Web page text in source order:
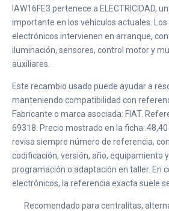
IAW16FE3 pertenece a ELECTRICIDAD,
importante en los vehículos actuales.
electrónicos intervienen en arranque,
iluminación, sensores, control motor y
auxiliares.
Este recambio usado puede ayudar a
manteniendo compatibilidad con
Fabricante o marca asociada: FIAT.
69318. Precio mostrado en la ficha:
revisa siempre número de referencia,
codificación, versión, año, equipamiento
programación o adaptación en taller. En
electrónicos, la referencia exacta suele
Recomendado para centralitas,